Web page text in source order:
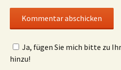
Ja, fügen Sie mich bitte zu
hinzu!